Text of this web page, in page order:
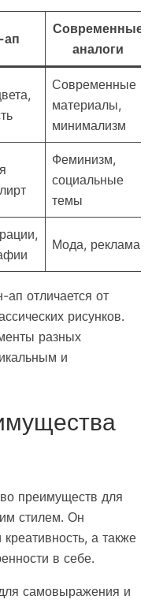
ап
Современные
аналоги
Современные
материалы,
минимализм
Феминизм,
социальные
темы
Мода, реклама
ап отличается от
рисунков.
разных
и
преимуществ для
стилем. Он
а также
в себе.
самовыражения и